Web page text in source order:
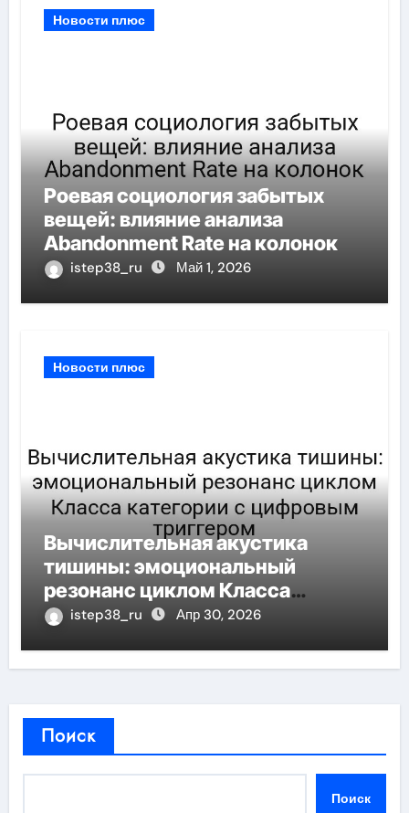
Новости плюс
Роевая социология забытых
вещей: влияние анализа
Abandonment Rate на колонок
istep38_ru Май 1, 2026
Новости плюс
Вычислительная акустика
тишины: эмоциональный
резонанс циклом Класса
категории с цифровым
istep38_ru Апр 30, 2026
Поиск
Поиск